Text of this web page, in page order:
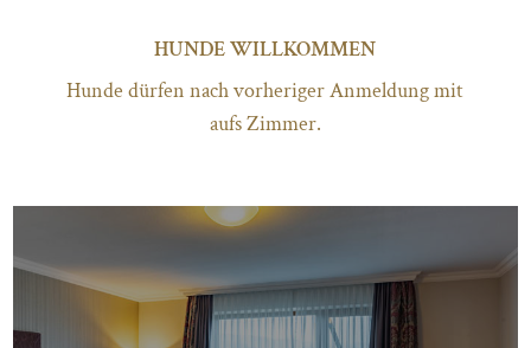
HUNDE WILLKOMMEN
Hunde dürfen nach vorheriger Anmeldung mit
aufs Zimmer.